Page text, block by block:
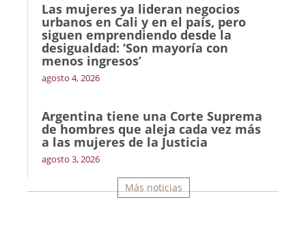
Las mujeres ya lideran negocios
urbanos en Cali y en el país, pero
siguen emprendiendo desde la
desigualdad: ‘Son mayoría con
menos ingresos’
agosto 4, 2026
Argentina tiene una Corte Suprema
de hombres que aleja cada vez más
a las mujeres de la Justicia
agosto 3, 2026
Más noticias